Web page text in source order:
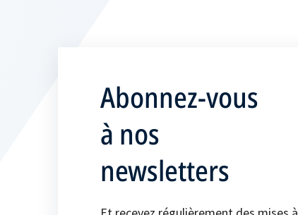
Abonnez-vous
à nos
newsletters